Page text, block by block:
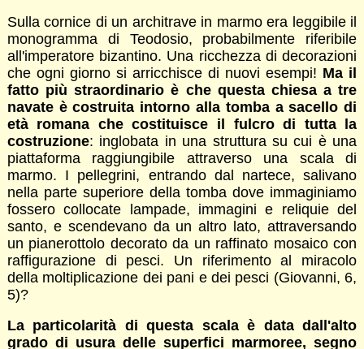
Sulla cornice di un architrave in marmo era leggibile il
monogramma di Teodosio, probabilmente riferibile
all'imperatore bizantino. Una ricchezza di decorazioni
che ogni giorno si arricchisce di nuovi esempi! Ma il
fatto più straordinario è che questa chiesa a tre
navate è costruita intorno alla tomba a sacello di
età romana che costituisce il fulcro di tutta la
costruzione: inglobata in una struttura su cui è una
piattaforma raggiungibile attraverso una scala di
marmo. I pellegrini, entrando dal nartece, salivano
nella parte superiore della tomba dove immaginiamo
fossero collocate lampade, immagini e reliquie del
santo, e scendevano da un altro lato, attraversando
un pianerottolo decorato da un raffinato mosaico con
raffigurazione di pesci. Un riferimento al miracolo
della moltiplicazione dei pani e dei pesci (Giovanni, 6,
5)?
La particolarità di questa scala è data dall'alto
grado di usura delle superfici marmoree, segno